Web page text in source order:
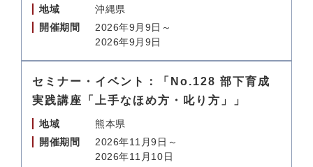
地域
沖縄県
開催期間
2026年9月9日～
2026年9月9日
セミナー・イベント：「No.128 部下育成
実践講座「上手なほめ方・叱り方」」
地域
熊本県
開催期間
2026年11月9日～
2026年11月10日